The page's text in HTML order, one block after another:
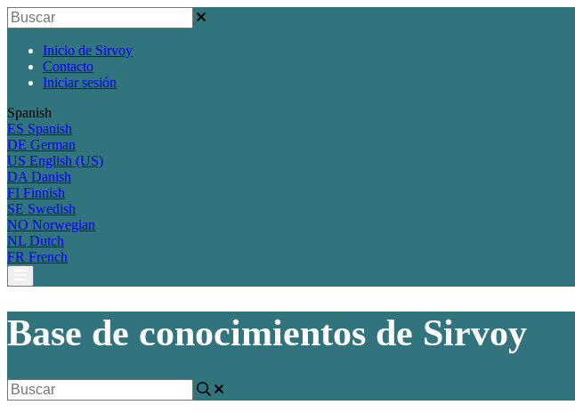
Inicio de Sirvoy
Contacto
Iniciar sesión
Spanish
ES Spanish
DE German
US English (US)
DA Danish
FI Finnish
SE Swedish
NO Norwegian
NL Dutch
FR French
Base de conocimientos de Sirvoy